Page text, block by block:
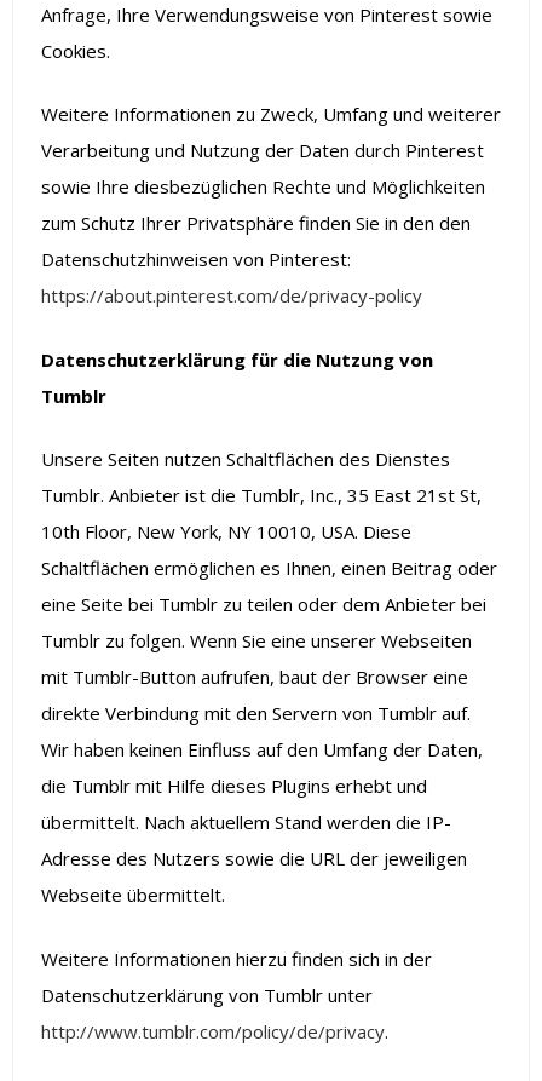
Anfrage, Ihre Verwendungsweise von Pinterest sowie
Cookies.
Weitere Informationen zu Zweck, Umfang und weiterer
Verarbeitung und Nutzung der Daten durch Pinterest
sowie Ihre diesbezüglichen Rechte und Möglichkeiten
zum Schutz Ihrer Privatsphäre finden Sie in den den
Datenschutzhinweisen von Pinterest:
https://about.pinterest.com/de/privacy-policy
Datenschutzerklärung für die Nutzung von
Tumblr
Unsere Seiten nutzen Schaltflächen des Dienstes
Tumblr. Anbieter ist die Tumblr, Inc., 35 East 21st St,
10th Floor, New York, NY 10010, USA. Diese
Schaltflächen ermöglichen es Ihnen, einen Beitrag oder
eine Seite bei Tumblr zu teilen oder dem Anbieter bei
Tumblr zu folgen. Wenn Sie eine unserer Webseiten
mit Tumblr-Button aufrufen, baut der Browser eine
direkte Verbindung mit den Servern von Tumblr auf.
Wir haben keinen Einfluss auf den Umfang der Daten,
die Tumblr mit Hilfe dieses Plugins erhebt und
übermittelt. Nach aktuellem Stand werden die IP-
Adresse des Nutzers sowie die URL der jeweiligen
Webseite übermittelt.
Weitere Informationen hierzu finden sich in der
Datenschutzerklärung von Tumblr unter
http://www.tumblr.com/policy/de/privacy.